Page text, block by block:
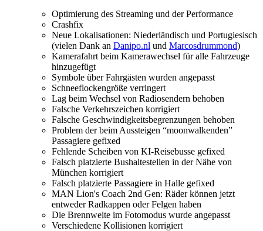
Optimierung des Streaming und der Performance
Crashfix
Neue Lokalisationen: Niederländisch und Portugiesisch
(vielen Dank an Danipo.nl und Marcosdrummond)
Kamerafahrt beim Kamerawechsel für alle Fahrzeuge
hinzugefügt
Symbole über Fahrgästen wurden angepasst
Schneeflockengröße verringert
Lag beim Wechsel von Radiosendern behoben
Falsche Verkehrszeichen korrigiert
Falsche Geschwindigkeitsbegrenzungen behoben
Problem der beim Aussteigen “moonwalkenden”
Passagiere gefixed
Fehlende Scheiben von KI-Reisebusse gefixed
Falsch platzierte Bushaltestellen in der Nähe von
München korrigiert
Falsch platzierte Passagiere in Halle gefixed
MAN Lion's Coach 2nd Gen: Räder können jetzt
entweder Radkappen oder Felgen haben
Die Brennweite im Fotomodus wurde angepasst
Verschiedene Kollisionen korrigiert